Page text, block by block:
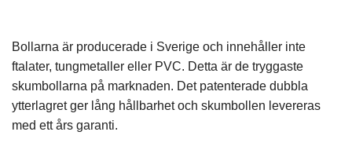
Bollarna är producerade i Sverige och innehåller inte
ftalater, tungmetaller eller PVC. Detta är de tryggaste
skumbollarna på marknaden. Det patenterade dubbla
ytterlagret ger lång hållbarhet och skumbollen levereras
med ett års garanti.